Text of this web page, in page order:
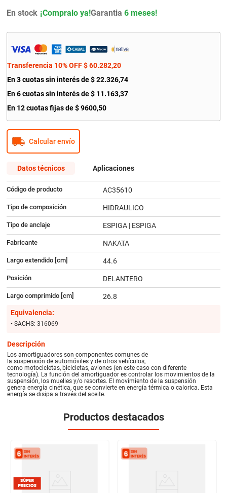
En stock Garantia 6 meses!
Transferencia 10% OFF $ 60.282,20
En 3 cuotas sin interés de $ 22.326,74
En 6 cuotas sin interés de$ 11.163,37
En 12 cuotas fijas de $ 9600,50
Calcular envío
Datos técnicos Aplicaciones
Código de producto AC35610
Tipo de composición HIDRAULICO
Tipo de anclaje ESPIGA | ESPIGA
Fabricante NAKATA
Largo extendido [cm] 44.6
Posición DELANTERO
Largo comprimido [cm]
26.8
Equivalencia:
• SACHS: 316069
Descripción
Los amortiguadores son componentes comunes de
la suspensión de automóviles y de otros vehículos,
como motocicletas, bicicletas, aviones (en este caso con diferente
tecnología). La función del amortiguador es controlar los movimientos de la
suspensión, los muelles y/o resortes. El movimiento de la suspensión
genera energía cinética, que se convierte en energía térmica o calorica. Esta
energía se disipa a través del aceite.
Productos destacados